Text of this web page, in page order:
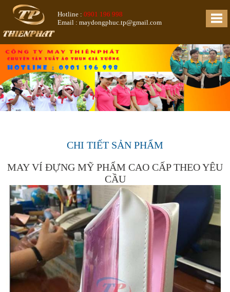
Hotline : 0901 196 998
Email : maydongphuc.tp@gmail.com
CHI TIẾT SẢN PHẨM
MAY VÍ ĐỰNG MỸ PHẨM CAO CẤP THEO YÊU
CẦU